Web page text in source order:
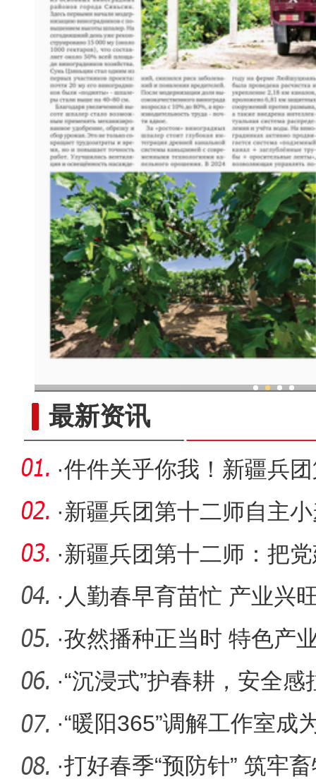
最新资讯
·件件关乎你我！新疆兵
实施这十
·新疆兵团第十二师自主
跃
·新疆兵团第十二师：把
动能
· 人勤春早育苗忙 产业兴
·孜然播种正当时 特色产
·“沉浸式”护春耕，安全感
·“暖阳365”调解工作室成
·打好春季“预防针” 筑牢畜